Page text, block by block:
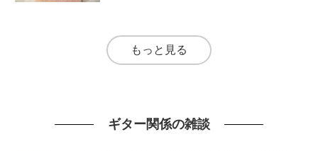
もっと見る
ギター関係の雑談